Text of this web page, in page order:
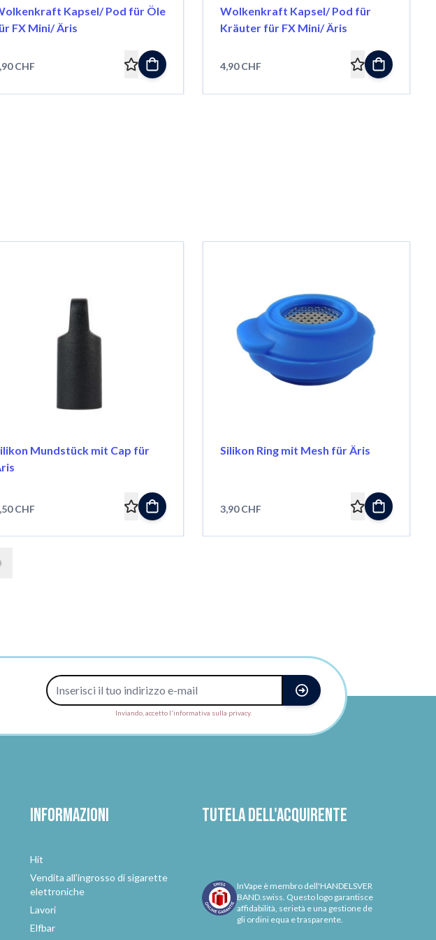
Kapsel/ Pod für Öle
FX Mini/ Äris
CHF
Wolkenkraft Kapsel/ Pod für
Kräuter für FX Mini/ Äris
4,90 CHF
Mundstück mit Cap für
CHF
Silikon Ring mit Mesh für Äris
3,90 CHF
Indirizzo e-mail
Inviando, accetto l'informativa sulla privacy.
Informazioni
Hit
Vendita all'ingrosso di sigarette
elettroniche
Lavori
Elfbar
Tutela dell'acquirente
InVape è membro dell'HANDELSVER
BAND.swiss. Questo logo garantisce
affidabilità, serietà e una gestione de
gli ordini equa e trasparente.